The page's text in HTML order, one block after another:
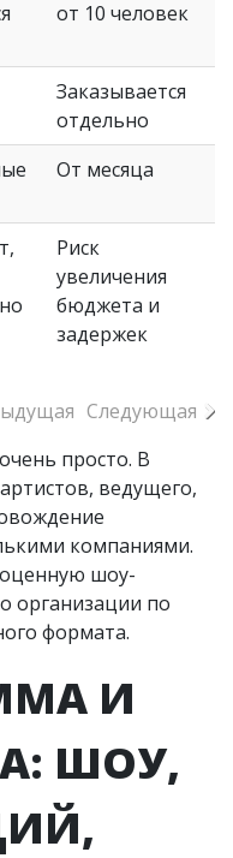
от 10 человек
Заказывается
отдельно
От месяца
Риск
увеличения
бюджета и
задержек
Следующая
просто. В
ведущего,
компаниями.
шоу-
организации по
формата.
И
ШОУ,